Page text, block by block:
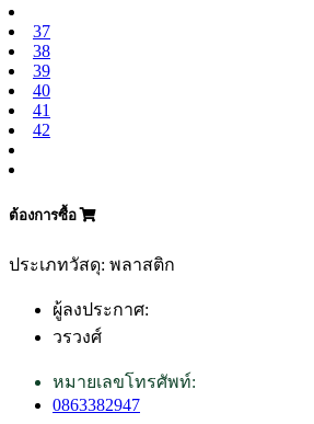
37
38
39
40
41
42
ต้องการซื้อ
ประเภทวัสดุ: พลาสติก
ผู้ลงประกาศ:
วรวงศ์
หมายเลขโทรศัพท์:
0863382947